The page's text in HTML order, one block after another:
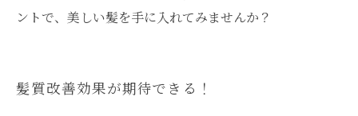
ントで、美しい髪を手に入れてみませんか？
髪質改善効果が期待できる！